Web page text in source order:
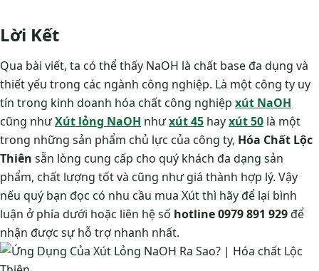
Lời Kết
Qua bài viết, ta có thể thấy NaOH là chất base đa dụng và
thiết yếu trong các ngành công nghiệp. Là một công ty uy
tín trong kinh doanh hóa chất công nghiệp xút NaOH
cũng nhưXút lỏng NaOH nhưxút 45 hayxút 50 là một
trong những sản phẩm chủ lực của công ty, Hóa Chất Lộc
Thiên sẵn lòng cung cấp cho quý khách đa dạng sản
phẩm, chất lượng tốt và cũng như giá thành hợp lý. Vậy
nếu quý bạn đọc có nhu cầu mua Xút thì hãy để lại bình
luận ở phía dưới hoặc liên hệ số hotline 0979 891 929để
nhận được sự hỗ trợ nhanh nhất.